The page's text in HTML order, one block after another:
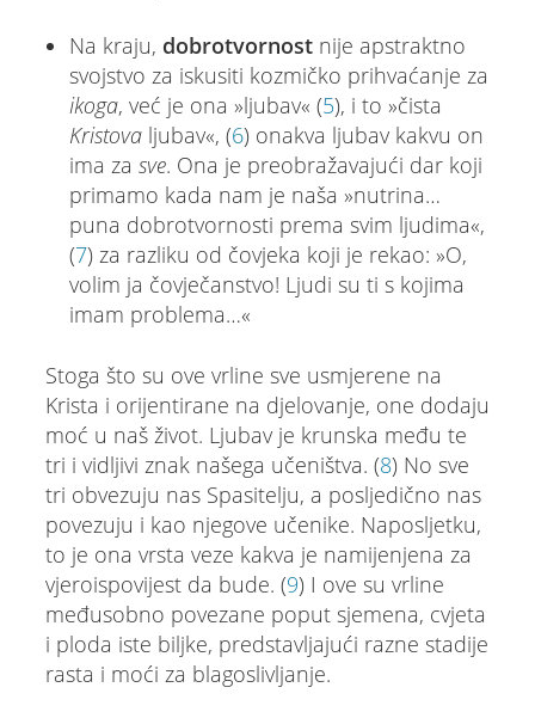
Na kraju, dobrotvornostnije apstraktno
svojstvo za iskusiti kozmičko prihvaćanje za
ikoga, već je ona »ljubav« (5), i to »čista
Kristovaljubav«, (6) onakva ljubav kakvu on
ima za sve. Ona je preobražavajući dar koji
primamo kada nam je naša »nutrina…
puna dobrotvornosti prema svim ljudima«,
(7) za razliku od čovjeka koji je rekao: »O,
volim ja čovječanstvo! Ljudi su ti s kojima
imam problema…«
Stoga što su ove vrline sve usmjerene na
Krista i orijentirane na djelovanje, one dodaju
moć u naš život. Ljubav je krunska među te
tri i vidljivi znak našega učeništva. (8) No sve
tri obvezuju nas Spasitelju, a posljedično nas
povezuju i kao njegove učenike. Naposljetku,
to je ona vrsta veze kakva je namijenjena za
vjeroispovijest da bude. (9) I ove su vrline
međusobno povezane poput sjemena, cvjeta
i ploda iste biljke, predstavljajući razne stadije
rasta i moći za blagoslivljanje.